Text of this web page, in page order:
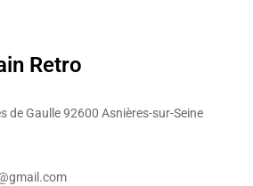
Retro
de Gaulle 92600 Asnières-sur-Seine